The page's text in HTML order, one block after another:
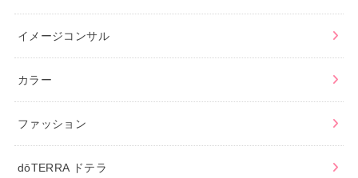
イメージコンサル
カラー
ファッション
dōTERRA ドテラ